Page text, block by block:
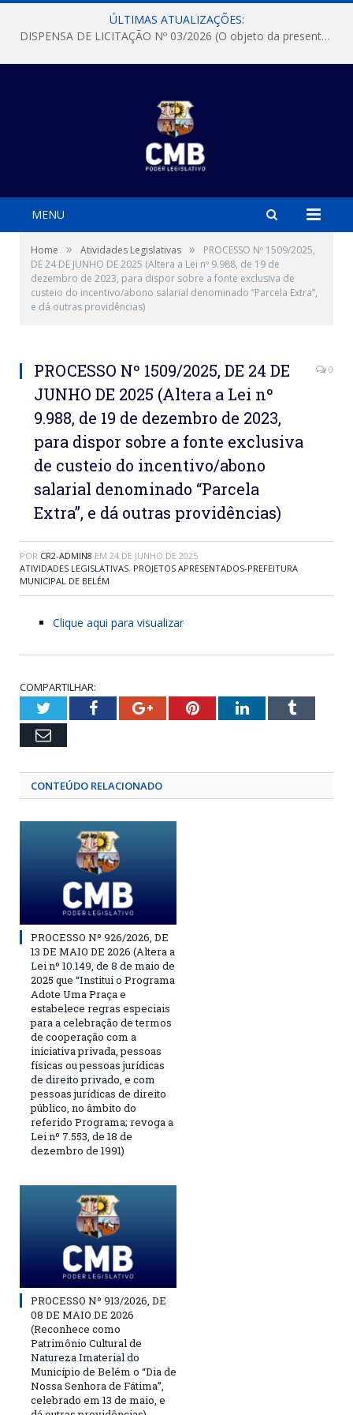
ÚLTIMAS ATUALIZAÇÕES:
DISPENSA DE LICITAÇÃO Nº 03/2026 (O objeto da presente dispensa é a escolha da proposta mais vantajosa para a aquisição, de aparelhos de ar condicionado, tipo Split, com material de instalação e fogão industrial, conforme condições, quantidades e exigências estabelecidas no termo de referencia e neste aviso de contratação direta e seus anexos)
MENU
Home » Atividades Legislativas »
PROCESSO Nº 1509/2025,
DE 24 DE JUNHO DE 2025 (Altera a Lei nº 9.988, de 19 de
dezembro de 2023, para dispor sobre a fonte exclusiva de
custeio do incentivo/abono salarial denominado “Parcela Extra”,
e dá outras providências)
PROCESSO Nº 1509/2025, DE 24 DE
JUNHO DE 2025 (Altera a Lei nº
9.988, de 19 de dezembro de 2023,
para dispor sobre a fonte exclusiva
de custeio do incentivo/abono
salarial denominado “Parcela
Extra”, e dá outras providências)
0
POR CR2-ADMIN8 EM 24 DE JUNHO DE 2025
ATIVIDADES LEGISLATIVAS, PROJETOS APRESENTADOS-PREFEITURA
MUNICIPAL DE BELÉM
Clique aqui para visualizar
COMPARTILHAR:
TwitterFacebookGoogle+PinterestLinkedInTumblr
Email
CONTEÚDO RELACIONADO
PROCESSO Nº 926/2026, DE
13 DE MAIO DE 2026 (Altera a
Lei nº 10.149, de 8 de maio de
2025 que “Institui o Programa
Adote Uma Praça e
estabelece regras especiais
para a celebração de termos
de cooperação com a
iniciativa privada, pessoas
físicas ou pessoas jurídicas
de direito privado, e com
pessoas jurídicas de direito
público, no âmbito do
referido Programa; revoga a
Lei nº 7.553, de 18 de
dezembro de 1991)
PROCESSO Nº 913/2026, DE
08 DE MAIO DE 2026
(Reconhece como
Patrimônio Cultural de
Natureza Imaterial do
Município de Belém o “Dia de
Nossa Senhora de Fátima”,
celebrado em 13 de maio, e